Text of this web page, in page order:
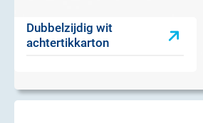
Dubbelzijdig wit
achtertikkarton